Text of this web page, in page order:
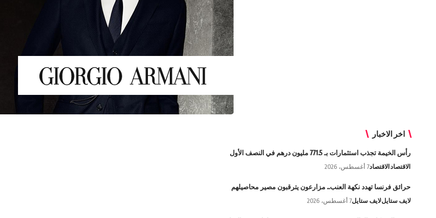
اخر الاخبار
رأس الخيمة تجذب استثمارات بـ 771.5 مليون درهم في النصف الأول
الاقتصادالاقتصاد7 أغسطس، 2026
حرائق فرنسا تهدد نكهة العنب.. مزارعون يترقبون مصير محاصيلهم
لايف ستايللايف ستايل7 أغسطس، 2026